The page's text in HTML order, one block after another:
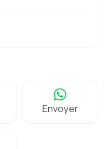
Envoyer